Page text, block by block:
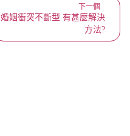
婚姻衝突不斷型 有甚麼解決
方法?
下一個